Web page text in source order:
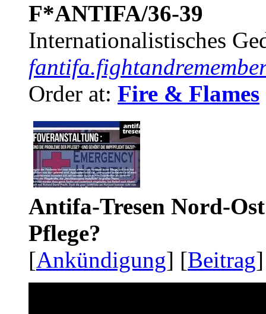
F*ANTIFA/36-39
Internationalistisches
Order at: Fire & Flames
Antifa-Tresen Nord-
Pflege?
[Ankündigung] [Beitrag